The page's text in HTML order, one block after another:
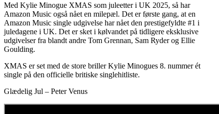
Med Kylie Minogue XMAS som juleetter i UK 2025, så har
Amazon Music også nået en milepæl. Det er første gang, at en
Amazon Music single udgivelse har nået den prestigefyldte #1 i
juledagene i UK. Det er sket i kølvandet på tidligere eksklusive
udgivelser fra blandt andre Tom Grennan, Sam Ryder og Ellie
Goulding.
XMAS er set med de store briller Kylie Minogues 8. nummer ét
single på den officielle britiske singlehitliste.
Glædelig Jul – Peter Venus